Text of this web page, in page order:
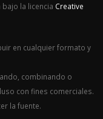
la licencia Creative
en cualquier formato y
combinando o
con fines comerciales.
la fuente.